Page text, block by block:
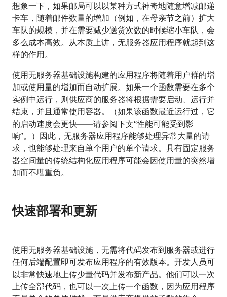
想象一下，如果邮局可以以某种方式神奇地随意增减邮递
卡车，随着邮件数量的增加（例如，在母亲节之前）扩大
车队的规模，并在需要减少送货次数的时候缩小车队，会
多么成本高效。从本质上讲，无服务器应用程序就起到这
样的作用。
使用无服务器基础设施构建的应用程序将随着用户群的增
加或使用量的增加而自动扩展。如果一个函数需要在多个
实例中运行，则供应商的服务器将根据需要启动、运行并
结束，并且通常使用容器。（如果该函数最近运行过，它
的启动速度会更快——请参阅下文“性能可能受到影
响”。）因此，无服务器应用程序能够处理异常大量的请
求，也能够处理来自单个用户的单个请求。具有固定服务
器空间量的传统结构化应用程序可能会因使用量的突然增
加而不堪重负。
快速部署和更新
使用无服务器基础设施，无需将代码发布到服务器或进行
任何后端配置即可发布应用程序的有效版本。开发人员可
以非常快速地上传少量代码并发布新产品。他们可以一次
上传全部代码，也可以一次上传一个函数，因为应用程序